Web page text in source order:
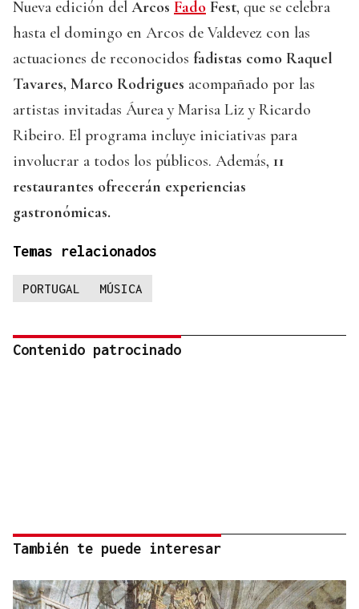
Nueva edición del Arcos Fado Fest, que se celebra
hasta el domingo en Arcos de Valdevez con las
actuaciones de reconocidos fadistas como Raquel
Tavares, Marco Rodrigues acompañado por las
artistas invitadas Áurea y Marisa Liz y Ricardo
Ribeiro. El programa incluye iniciativas para
involucrar a todos los públicos. Además, 11
restaurantes ofrecerán experiencias
gastronómicas.
Temas relacionados
PORTUGAL MÚSICA
Contenido patrocinado
También te puede interesar